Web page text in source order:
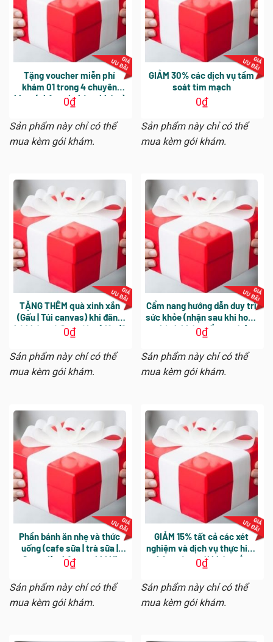
Tặng voucher miễn phí
khám 01 trong 4 chuyên
khoa (nhận tại phòng khám)
trị giá 610.000 VNĐ
0₫
Sản phẩm này chỉ có thể
mua kèm gói khám.
GIẢM 30% các dịch vụ tầm
soát tim mạch
0₫
Sản phẩm này chỉ có thể
mua kèm gói khám.
TẶNG THÊM quà xinh xắn
(Gấu | Túi canvas) khi đăng
ký khám từ 2 người trở lên (1
món / 1 người)
0₫
Sản phẩm này chỉ có thể
mua kèm gói khám.
Cẩm nang hướng dẫn duy trì
sức khỏe (nhận sau khi hoàn
thành khám tổng quát)
0₫
Sản phẩm này chỉ có thể
mua kèm gói khám.
Phần bánh ăn nhẹ và thức
uống (cafe sữa | trà sữa |
sữa tươi), nhận sau khi lấy
máu vào ngày khám tổng
quát
0₫
Sản phẩm này chỉ có thể
mua kèm gói khám.
GIẢM 15% tất cả các xét
nghiệm và dịch vụ thực hiện
thêm cùng gói khám. Áp
dụng cho các dịch vụ phát
sinh trong ngày khám tổng
quát
0₫
Sản phẩm này chỉ có thể
mua kèm gói khám.